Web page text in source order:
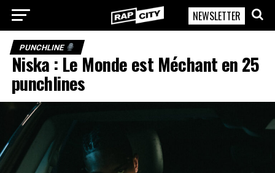
RapCity
NEWSLETTER
PUNCHLINE
Niska : Le Monde est Méchant en 25
punchlines